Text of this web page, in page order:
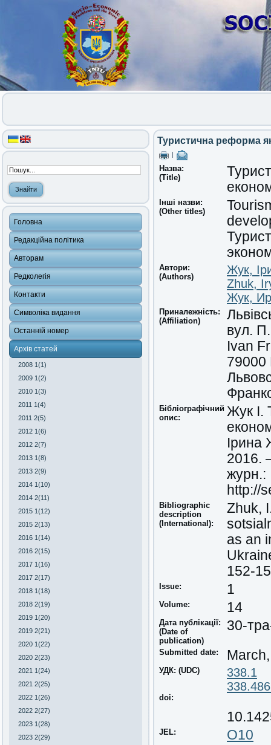
Головна
Редакційна політика
Авторам
Редколегія
Контакти
Символіка видання
Останній номер
Архів статей
2008 1(1)
2009 1(2)
2010 1(3)
2011 1(4)
2011 2(5)
2012 1(6)
2012 2(7)
2013 1(8)
2013 2(9)
2014 1(10)
2014 2(11)
2015 1(12)
2015 2(13)
2016 1(14)
2016 2(15)
2017 1(16)
2017 2(17)
2018 1(18)
2018 2(19)
2019 1(20)
2019 2(21)
2020 1(22)
2020 2(23)
2021 1(24)
2021 2(25)
2022 1(26)
2022 2(27)
2023 1(28)
2023 2(29)
Туристична реформа
Назва:
(Title)
Інші назви:
(Other titles)
Автори:
(Authors)
Жук,
Zhuk,
Жук,
Приналежність:
(Affiliation)
вул.
Ivan
79000
Бібліографічний
опис:
Жук І.
Ірина
2016.
журн.:
http://
Bibliographic
description
(International):
Zhuk,
as an
152-
Issue: 1
Volume: 14
Дата публікації:
(Date of
publication)
30-
Submitted date:
УДК: (UDC)
doi:
338.1
JEL: О10